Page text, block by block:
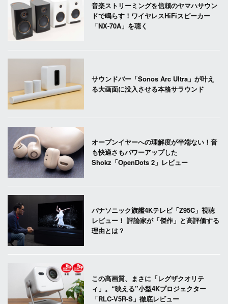
音楽ストリーミングを信頼のヤマハサウン
ドで鳴らす！ワイヤレスHiFiスピーカー
「NX-70A」を聴く
サウンドバー「Sonos Arc Ultra」が叶え
る大画面に没入させる本格サラウンド
オープンイヤーへの理解度が半端ない！音
も快適さもパワーアップした
Shokz「OpenDots 2」レビュー
パナソニック旗艦4Kテレビ「Z95C」視聴
レビュー！ 評論家が「傑作」と高評価する
理由とは？
この高画質、まさに「レグザクオリテ
ィ」。“映える”小型4Kプロジェクター
「RLC-V5R-S」徹底レビュー